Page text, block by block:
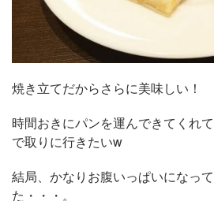
焼き立てだからさらに美味しい！
時間おきにパンを運んできてくれ
で取りに行きたいw
結局、かなりお腹いっぱいになっ
た・・・。